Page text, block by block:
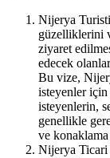
Nijerya
güzelliklerini
ziyaret
edecek
Bu vize,
isteyenler
isteyenlerin,
genellikle
ve
Nijerya Ticari